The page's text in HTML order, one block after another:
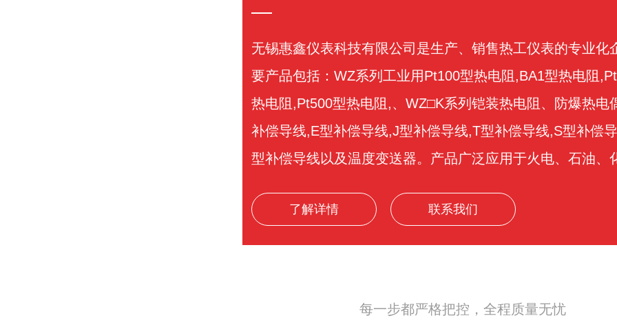
无锡惠鑫仪表科技有限公司是生产、销售热工仪表的专业化
要产品包括：WZ系列工业用Pt100型热电阻,BA1型热电阻
热电阻,Pt500型热电阻,、WZ□K系列铠装热电阻、防爆热电
补偿导线,E型补偿导线,J型补偿导线,T型补偿导线,S型补偿
型补偿导线以及温度变送器。产品广泛应用于火电、石油、
了解详情 联系我们
每一步都严格把控，全程质量无忧